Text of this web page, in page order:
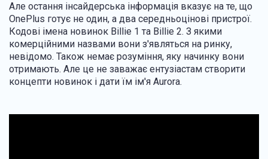
Але остання інсайдерська інформація вказує на те, що
OnePlus готує не один, а два середньоцінові пристрої.
Кодові імена новинок Billie 1 та Billie 2. З якими
комерційними назвами вони з'являться на ринку,
невідомо. Також немає розуміння, яку начинку вони
отримають. Але це не заважає ентузіастам створити
концепти новинок і дати їм ім'я Aurora.